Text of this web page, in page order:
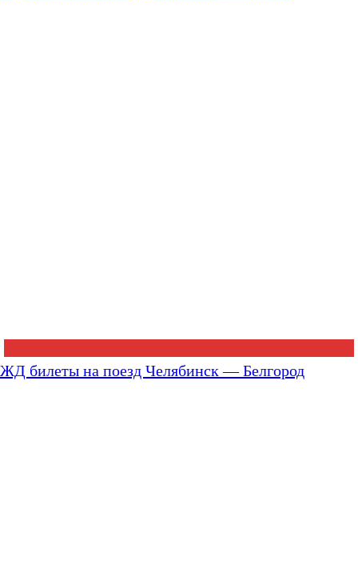
ЖД билеты на поезд Челябинск — Белгород